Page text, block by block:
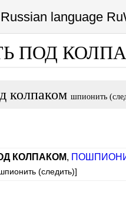
language
ПОД
колпаком шпионить
КОЛПАКОМ,
(следить)]